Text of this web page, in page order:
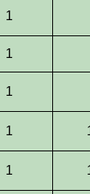
1
1
1
1
1